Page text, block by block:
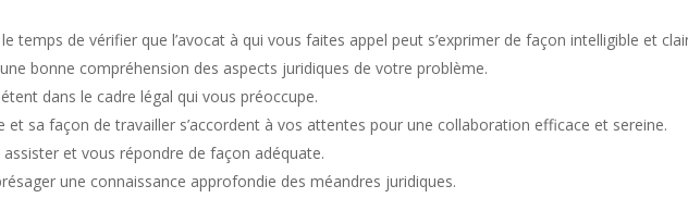
temps de vérifier que l’avocat à qui vous faites appel peut s’exprimer de façon intelligible et
bonne compréhension des aspects juridiques de votre problème.
dans le cadre légal qui vous préoccupe.
sa façon de travailler s’accordent à vos attentes pour une collaboration efficace et sereine.
et vous répondre de façon adéquate.
une connaissance approfondie des méandres juridiques.